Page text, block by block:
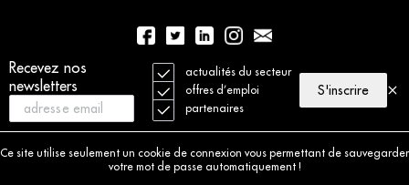
Recevez nos
newsletters
actualités du secteur
offres d’emploi
partenaires
S'inscrire
Ce site utilise seulement un cookie de connexion vous permettant de sauvegarder
votre mot de passe automatiquement !
01 56 77 04 00
© 2021 La Lettre du Musicien. Tous droits réservés
Charte déontologique